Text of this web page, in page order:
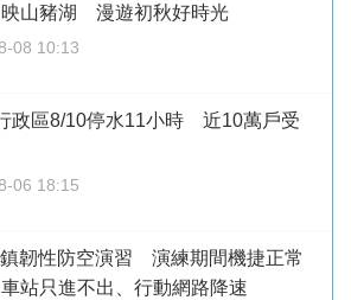
映山豬湖 漫遊初秋好時光
08 10:13
政區8/10停水11小時 近10萬戶受
06 18:15
韌性防空演習 演練期間機捷正常
站只進不出、行動網路降速